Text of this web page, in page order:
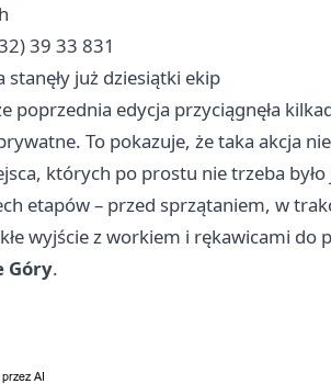
39 33 831
już dziesiątki ekip
poprzednia edycja przyciągnęła
To pokazuje, że taka akcja
których po prostu nie trzeba
etapów – przed sprzątaniem, w
wyjście z workiem i rękawicami do
Góry.